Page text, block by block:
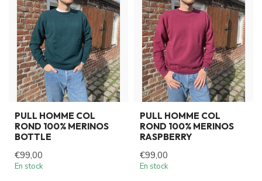
PULL HOMME COL
ROND 100% MERINOS
BOTTLE
€99,00
En stock
PULL HOMME COL
ROND 100% MERINOS
RASPBERRY
€99,00
En stock